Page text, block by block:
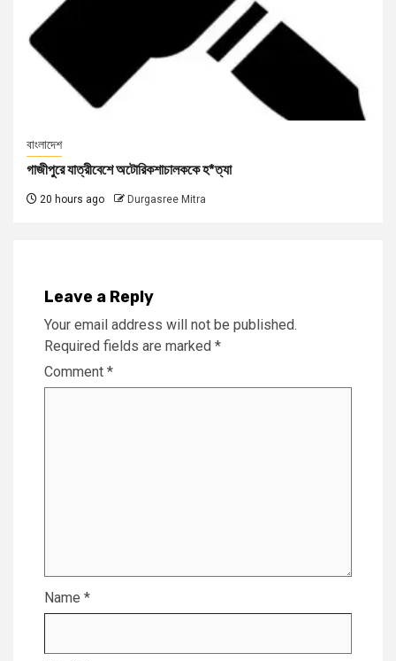
বাংলাদেশ
গাজীপুরে যাত্রীবেশে অটোরিকশাচালককে হ*ত্যা
20 hours ago Durgasree Mitra
Leave a Reply
Your email address will not be published.
Required fields are marked *
Comment *
Name *